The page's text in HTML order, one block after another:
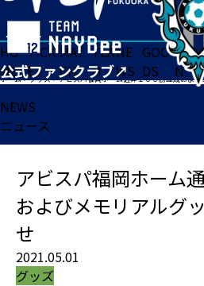
HO
ME
TICK
ET
MAT
CH
TEA
M
NE
WS
GOO
DS
FA
N
ホーム>グッズ>アビスパ福岡ホーム通算２００勝達成およ
NEWS
ニュース
アビスパ福岡ホーム
およびメモリアルグ
せ
2021.05.01
グッズ